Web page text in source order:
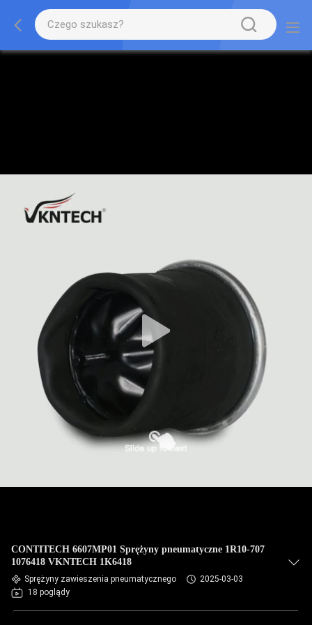
CONTITECH 6607MP01 Sprężyny pneumatyczne 1R10-707
1076418 VKNTECH 1K6418
Sprężyny zawieszenia pneumatycznego
2025-03-03
18 poglądy